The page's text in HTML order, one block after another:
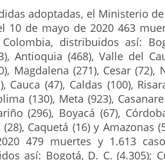
adoptadas, el Ministerio
10 de mayo de 2020 463
distribuidos así:
Antioquia (468), Valle del
Magdalena (271), Cesar (72),
Cauca (47), Caldas (100),
(130), Meta (923),
(296), Boyacá (67),
Caquetá (16) y Amazonas
479 muertes y 1.613
así: Bogotá, D. C. (4.305);